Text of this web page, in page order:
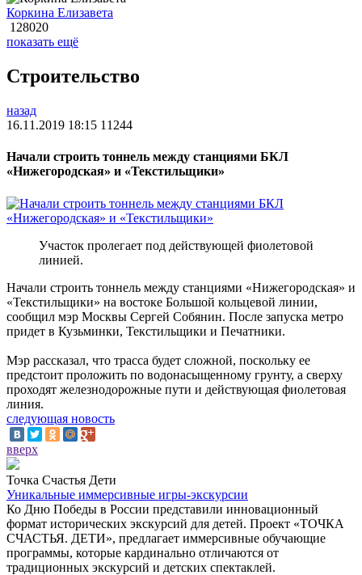
Коркина Елизавета
128020
показать ещё
Строительство
назад
16.11.2019 18:15 11244
Начали строить тоннель между станциями БКЛ
«Нижегородская» и «Текстильщики»
Участок пролегает под действующей фиолетовой
линией.
Начали строить тоннель между станциями «Нижегородская» и
«Текстильщики» на востоке Большой кольцевой линии,
сообщил мэр Москвы Сергей Собянин. После запуска метро
придет в Кузьминки, Текстильщики и Печатники.
Мэр рассказал, что трасса будет сложной, поскольку ее
предстоит проложить по водонасыщенному грунту, а сверху
проходят железнодорожные пути и действующая фиолетовая
линия.
следующая новость
вверх
Точка Счастья Дети
Уникальные иммерсивные игры-экскурсии
Ко Дню Победы в России представили инновационный
формат исторических экскурсий для детей. Проект «ТОЧКА
СЧАСТЬЯ. ДЕТИ», предлагает иммерсивные обучающие
программы, которые кардинально отличаются от
традиционных экскурсий и детских спектаклей.